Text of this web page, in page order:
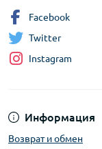
Информация
Возврат и обмен
Facebook
Twitter
Instagram